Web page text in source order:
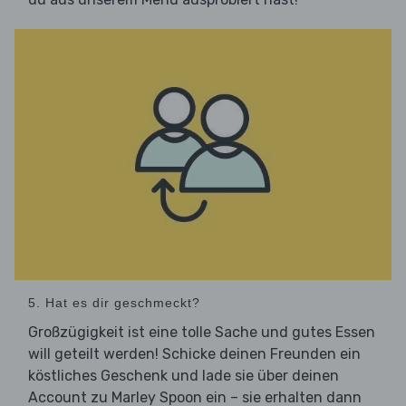
5. Hat es dir geschmeckt?
Großzügigkeit ist eine tolle Sache und gutes Essen
will geteilt werden! Schicke deinen Freunden ein
köstliches Geschenk und lade sie über deinen
Account zu Marley Spoon ein – sie erhalten dann